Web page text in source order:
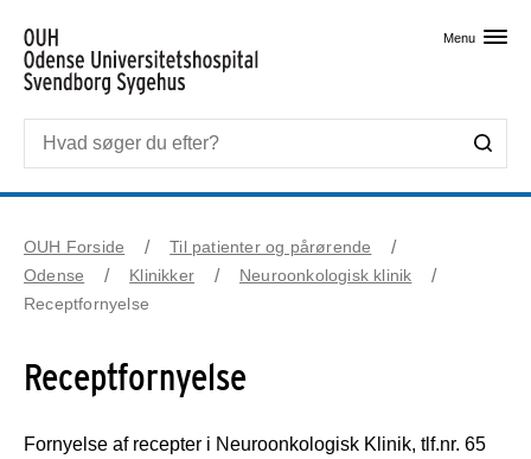
Menu
OUH Forside
Til patienter og pårørende
Odense
Klinikker
Neuroonkologisk klinik
Receptfornyelse
Receptfornyelse
Fornyelse af recepter i Neuroonkologisk Klinik, tlf.nr. 65